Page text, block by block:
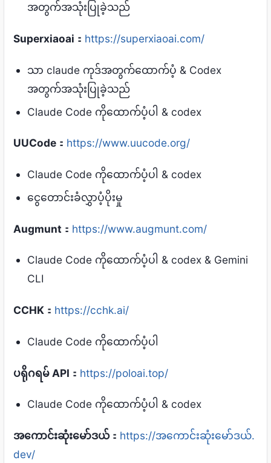
အတွက်အသုံးပြုခဲ့သည်
Superxiaoai ： https://superxiaoai.com/
သာ claude ကုဒ်အတွက်ထောက်ပံ့ & Codex
အတွက်အသုံးပြုခဲ့သည်
Claude Code ကိုထောက်ပံ့ပါ & codex
UUCode： https://www.uucode.org/
Claude Code ကိုထောက်ပံ့ပါ & codex
ငွေတောင်းခံလွှာပံ့ပိုးမှု
Augmunt ： https://www.augmunt.com/
Claude Code ကိုထောက်ပံ့ပါ & codex & Gemini
CLI
CCHK： https://cchk.ai/
Claude Code ကိုထောက်ပံ့ပါ
ပရိုဂရမ် API ： https://poloai.top/
Claude Code ကိုထောက်ပံ့ပါ & codex
အကောင်းဆုံးမော်ဒယ်： https://အကောင်းဆုံးမော်ဒယ်.
dev/